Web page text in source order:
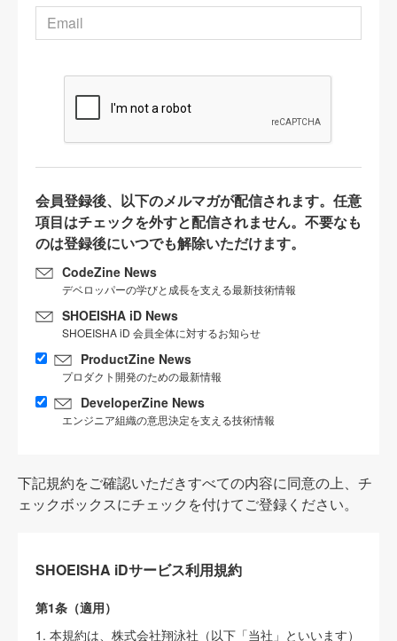
会員登録後、以下のメルマガが配信されます。任意
項目はチェックを外すと配信されません。不要なも
のは登録後にいつでも解除いただけます。
CodeZine News
デベロッパーの学びと成長を支える最新技術情報
SHOEISHA iD News
SHOEISHA iD 会員全体に対するお知らせ
ProductZine News
プロダクト開発のための最新情報
DeveloperZine News
エンジニア組織の意思決定を支える技術情報
下記規約をご確認いただきすべての内容に同意の上、チ
ェックボックスにチェックを付けてご登録ください。
SHOEISHA iDサービス利用規約
第1条（適用）
1. 本規約は、株式会社翔泳社（以下「当社」といいます）